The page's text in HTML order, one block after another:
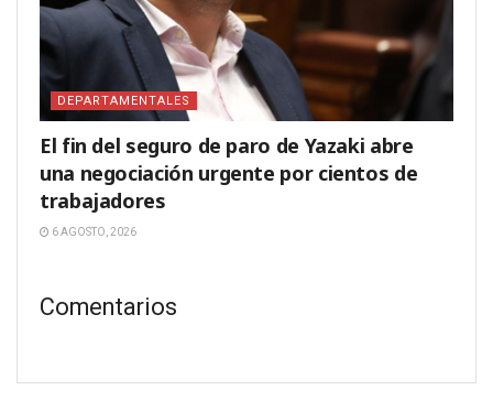
DEPARTAMENTALES
El fin del seguro de paro de Yazaki abre
una negociación urgente por cientos de
trabajadores
6 AGOSTO, 2026
Comentarios